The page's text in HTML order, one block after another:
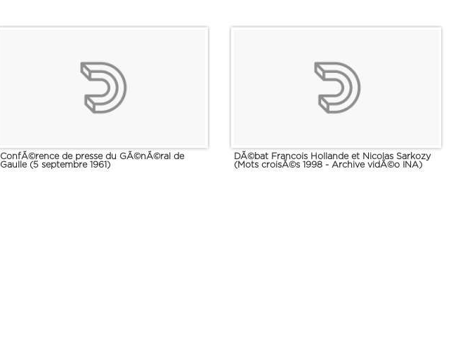
ConfÃ©rence de presse du GÃ©nÃ©ral de
Gaulle (5 septembre 1961)
DÃ©bat Francois Hollande et Nicolas Sarkozy
(Mots croisÃ©s 1998 - Archive vidÃ©o INA)